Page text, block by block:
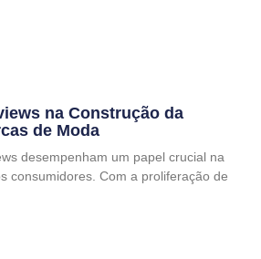
na Construção da
de Moda
desempenham um papel crucial na
consumidores. Com a proliferação de